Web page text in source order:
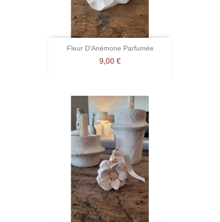
Fleur D'Anémone Parfumée
Prix
9,00 €